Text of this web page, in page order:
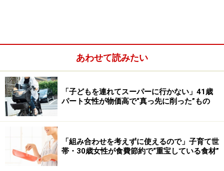
れよりも多い3割以上は「19％」となっています。ご参
考として、50代単身世帯の貯蓄割合の平均は「14％」で
す。
●50代二人以上世帯の貯蓄割合
・5％未満：6.9％
・5～10％未満：15.7％
・10～15％未満：20.2％
・15～20％未満：5.2％
あわせて読みたい
「子どもを連れてスーパーに行かない」41歳
パート女性が物価高で“真っ先に削った”もの
「組み合わせを考えずに使えるので」子育て世
帯・30歳女性が食費節約で“重宝している食材”